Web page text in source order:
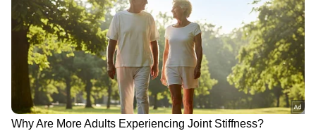
മികച്ച ആരോഗ്യത്തോടെ ഇരിക്കുനെന്നും ഡോ.
ഷോൺ ബാർബബെല്ല കൂട്ടിച്ചേർത്തു.
നല്ല ആരോഗ്യം
2018 -ൽ 223 ആയിരുന്നു ട്രംപിന്‍റെ
കൊളസ്ട്രോൽ നില. കഴിഞ്ഞ ഏപ്രിൽ ഇത് 140
കേരള പൊലീസ്; അര്‍ജുന്‍
ആയങ്കി 14 ദിവസം റിമാന്‍ഡില്‍